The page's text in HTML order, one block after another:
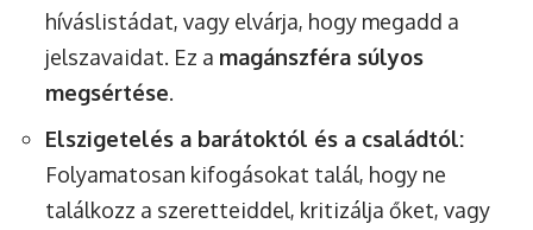
híváslistádat, vagy elvárja, hogy megadd a
jelszavaidat. Ez a magánszféra súlyos
megsértése.
Elszigetelés a barátoktól és a családtól:
Folyamatosan kifogásokat talál, hogy ne
találkozz a szeretteiddel, kritizálja őket, vagy